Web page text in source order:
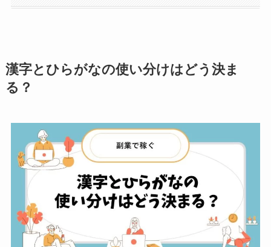
漢字とひらがなの使い分けはどう決ま
る？